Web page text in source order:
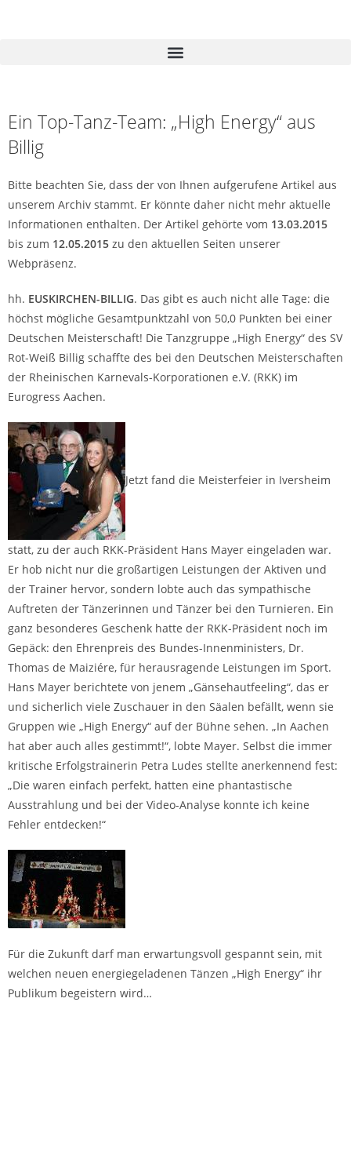
Ein Top-Tanz-Team: „High Energy“ aus
Billig
Bitte beachten Sie, dass der von Ihnen aufgerufene Artikel aus
unserem Archiv stammt. Er könnte daher nicht mehr aktuelle
Informationen enthalten. Der Artikel gehörte vom 13.03.2015
bis zum 12.05.2015 zu den aktuellen Seiten unserer
Webpräsenz.
hh. EUSKIRCHEN-BILLIG. Das gibt es auch nicht alle Tage: die
höchst mögliche Gesamtpunktzahl von 50,0 Punkten bei einer
Deutschen Meisterschaft! Die Tanzgruppe „High Energy“ des SV
Rot-Weiß Billig schaffte des bei den Deutschen Meisterschaften
der Rheinischen Karnevals-Korporationen e.V. (RKK) im
Eurogress Aachen.
Jetzt fand die Meisterfeier in Iversheim
statt, zu der auch RKK-Präsident Hans Mayer eingeladen war.
Er hob nicht nur die großartigen Leistungen der Aktiven und
der Trainer hervor, sondern lobte auch das sympathische
Auftreten der Tänzerinnen und Tänzer bei den Turnieren. Ein
ganz besonderes Geschenk hatte der RKK-Präsident noch im
Gepäck: den Ehrenpreis des Bundes-Innenministers, Dr.
Thomas de Maiziére, für herausragende Leistungen im Sport.
Hans Mayer berichtete von jenem „Gänsehautfeeling“, das er
und sicherlich viele Zuschauer in den Säalen befällt, wenn sie
Gruppen wie „High Energy“ auf der Bühne sehen. „In Aachen
hat aber auch alles gestimmt!“, lobte Mayer. Selbst die immer
kritische Erfolgstrainerin Petra Ludes stellte anerkennend fest:
„Die waren einfach perfekt, hatten eine phantastische
Ausstrahlung und bei der Video-Analyse konnte ich keine
Fehler entdecken!“
Für die Zukunft darf man erwartungsvoll gespannt sein, mit
welchen neuen energiegeladenen Tänzen „High Energy“ ihr
Publikum begeistern wird…